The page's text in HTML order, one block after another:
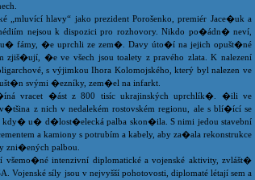
„mluvící hlavy“ jako prezident Porošenko, premiér Jace�uk a
nejsou k dispozici pro rozhovory. Nikdo po�ádn� neví,
u� fámy, �e uprchli ze zem�. Davy úto�í na jejich opušt�né
zjiš�ují, �e ve všech jsou toalety z pravého zlata. K nalezení
s výjimkou Ihora Kolomojského, který byl nalezen ve
svými �ezníky, zem�el na infarkt.
vracet �ást z 800 tisíc ukrajinských uprchlík�. �ili ve
z nich v nedalekém rostovském regionu, ale s blí�ící se
u� d�lost�elecká palba skon�ila. S nimi jedou stavební
a kamiony s potrubím a kabely, aby za�ala rekonstrukce
zni�ených palbou.
intenzivní diplomatické a vojenské aktivity, zvlášt�
Vojenské síly jsou v nejvyšší pohotovosti, diplomaté létají sem a